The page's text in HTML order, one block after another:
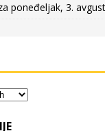
poneđeljak, 3. avgust